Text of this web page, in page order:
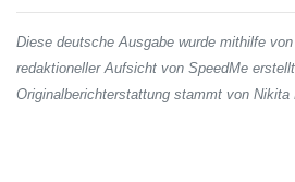
Diese deutsche Ausgabe wurde mithilfe
redaktioneller Aufsicht von SpeedMe
Originalberichterstattung stammt von Nikita